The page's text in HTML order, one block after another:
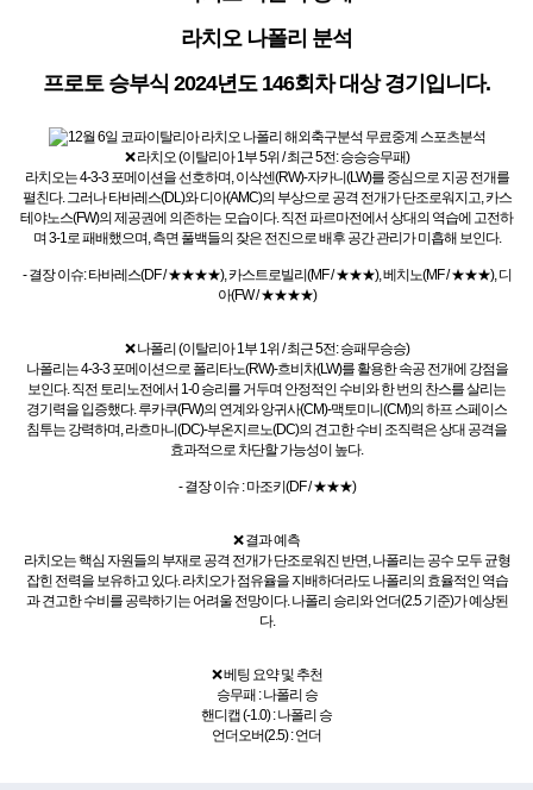
라치오 나폴리 분석
프로토 승부식 2024년도 146회차 대상 경기입니다.
❌ 라치오 (이탈리아 1부 5위 / 최근 5전: 승승승무패)
라치오는 4-3-3 포메이션을 선호하며, 이삭센(RW)-자카니(LW)를 중심으로 지공 전개를
펼친다. 그러나 타바레스(DL)와 디아(AMC)의 부상으로 공격 전개가 단조로워지고, 카스
테야노스(FW)의 제공권에 의존하는 모습이다. 직전 파르마전에서 상대의 역습에 고전하
며 3-1로 패배했으며, 측면 풀백들의 잦은 전진으로 배후 공간 관리가 미흡해 보인다.
- 결장 이슈: 타바레스(DF / ★★★★), 카스트로빌리(MF / ★★★), 베치노(MF / ★★★), 디
아(FW / ★★★★)
❌ 나폴리 (이탈리아 1부 1위 / 최근 5전: 승패무승승)
나폴리는 4-3-3 포메이션으로 폴리타노(RW)-흐비차(LW)를 활용한 속공 전개에 강점을
보인다. 직전 토리노전에서 1-0 승리를 거두며 안정적인 수비와 한 번의 찬스를 살리는
경기력을 입증했다. 루카쿠(FW)의 연계와 앙귀사(CM)-맥토미니(CM)의 하프 스페이스
침투는 강력하며, 라흐마니(DC)-부온지르노(DC)의 견고한 수비 조직력은 상대 공격을
효과적으로 차단할 가능성이 높다.
- 결장 이슈 : 마조키(DF / ★★★)
❌ 결과 예측
라치오는 핵심 자원들의 부재로 공격 전개가 단조로워진 반면, 나폴리는 공수 모두 균형
잡힌 전력을 보유하고 있다. 라치오가 점유율을 지배하더라도 나폴리의 효율적인 역습
과 견고한 수비를 공략하기는 어려울 전망이다. 나폴리 승리와 언더(2.5 기준)가 예상된
다.
❌ 베팅 요약 및 추천
승무패 : 나폴리 승
핸디캡 (-1.0) : 나폴리 승
언더오버(2.5) : 언더